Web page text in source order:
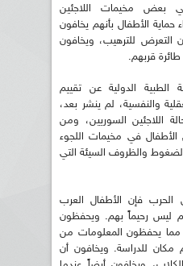
بعض مخيمات اللاجئين
حماية الأطفال بأنهم يخافون
التعرض للترهيب، ويخافون
قربهم.
الطبية الدولية عن تقييم
والنفسية، لم ينشر بعد،
اللاجئين السوريين، ومن
41% من الأطفال في مخيمات اللجوء
الضغوط والظروف السيئة التي
فإن الأطفال العرب
ليس رحيماً بهم. ويحفظون
مما يحفظون المعلومات من
مكان للدراسة. ويخافون أن